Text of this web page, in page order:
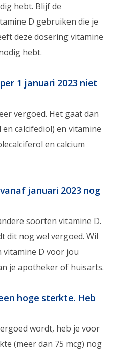
hebt. Blijf de
D gebruiken die je
deze dosering vitamine
hebt.
1 januari 2023 niet
vergoed. Het gaat dan
calcifediol) en vitamine
en calcium
januari 2023 nog
soorten vitamine D.
dit nog wel vergoed. Wil
vitamine D voor jou
je apotheker of huisarts.
hoge sterkte. Heb
wordt, heb je voor
(meer dan 75 mcg) nog